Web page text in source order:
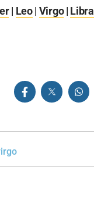
| Leo| Virgo| Libra